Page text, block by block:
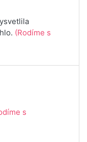
(Rodíme s
s